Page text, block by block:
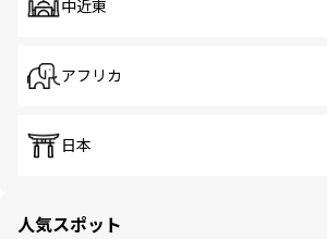
中近東
アフリカ
日本
人気スポット